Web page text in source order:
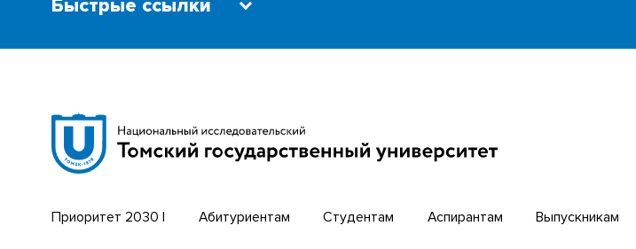
Быстрые ссылки
Научная библиотека
Эндаумент-фонд
Томский региональный центр
коллективного пользования
Бизнес-инкубатор
Парк социогуманитарных
технологий ТГУ
Приоритет 2030 | Абитуриентам Студентам Аспирантам Выпускникам